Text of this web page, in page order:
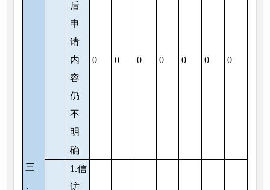
三
后
申
请
内
容
仍
不
明
确
0 0 0 0 0 0 0
1.信
访